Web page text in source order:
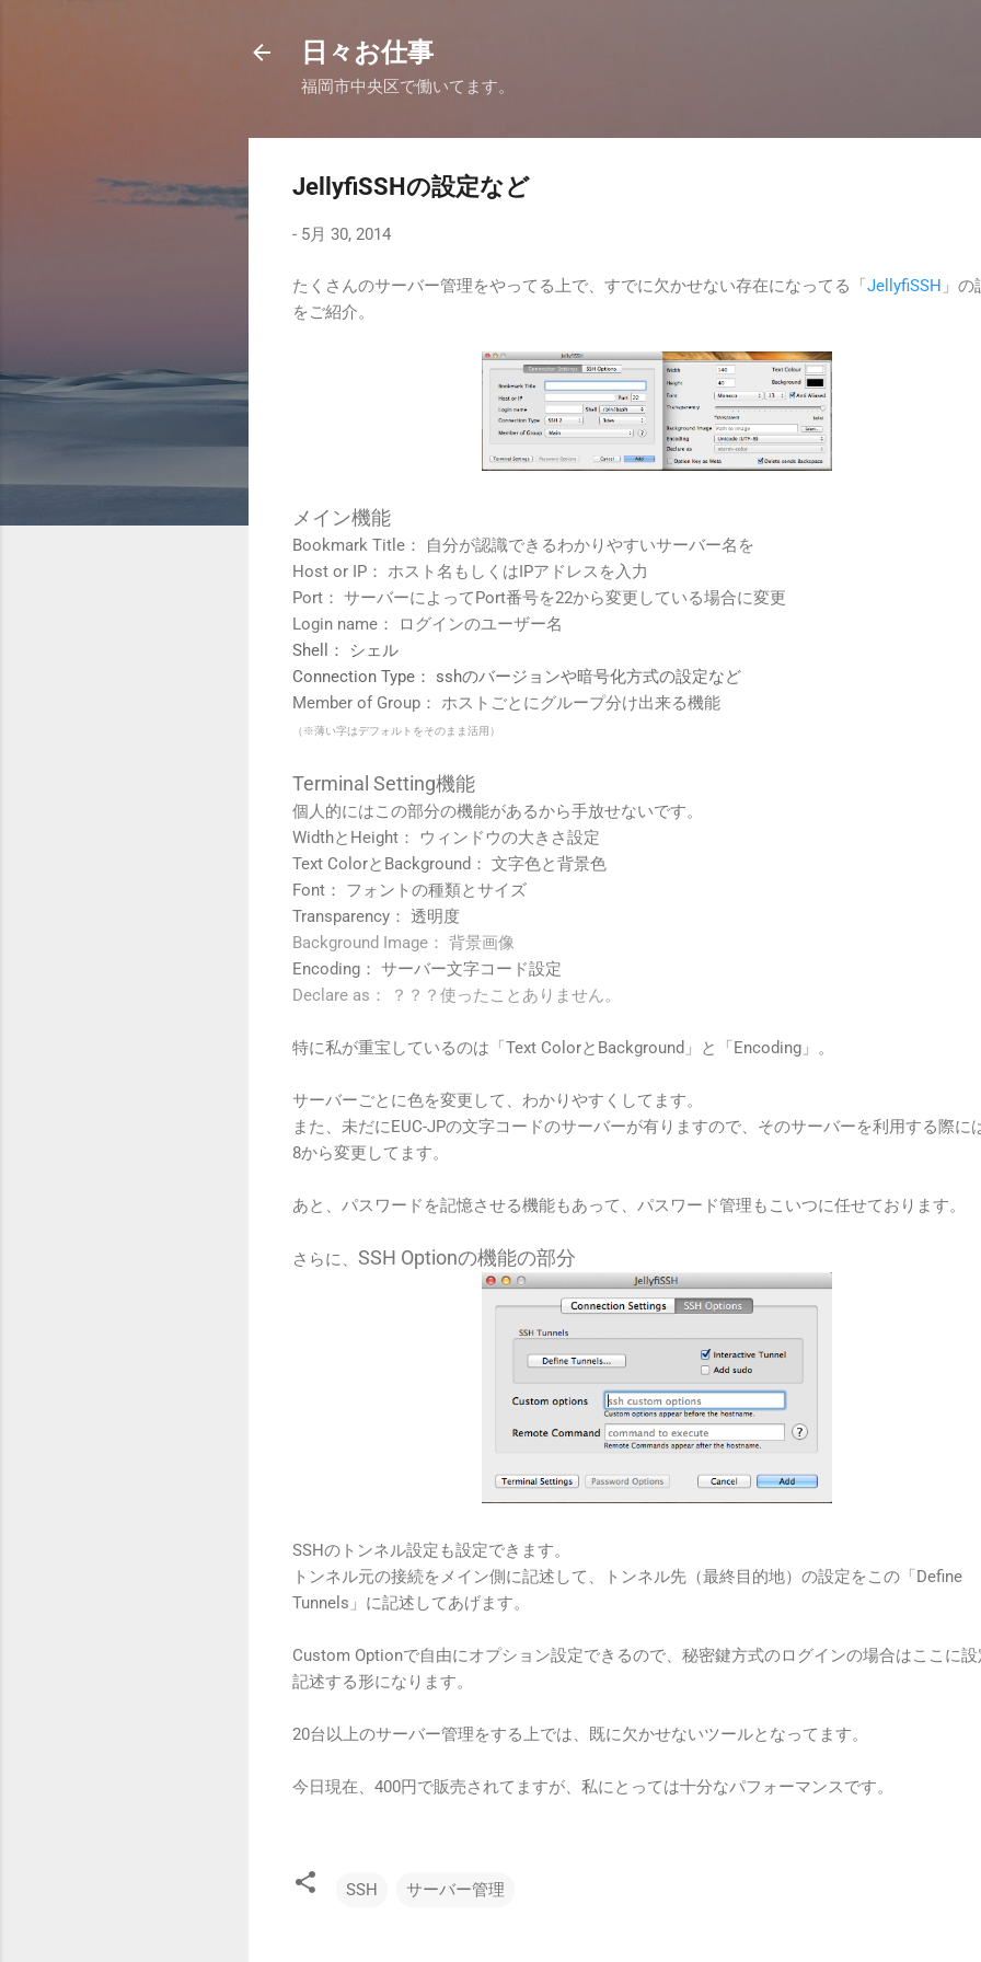
日々お仕事
福岡市中央区で働いてます。
JellyfiSSHの設定など
- 5月 30, 2014
たくさんのサーバー管理をやってる上で、すでに欠かせない存在になってる「JellyfiSSH 」の
をご紹介。
メイン機能
Bookmark Title： 自分が認識できるわかりやすいサーバー名を
Host or IP： ホスト名もしくはIPアドレスを入力
Port： サーバーによってPort番号を22から変更している場合に変更
Login name： ログインのユーザー名
Shell： シェル
Connection Type： sshのバージョンや暗号化方式の設定など
Member of Group： ホストごとにグループ分け出来る機能
（※薄い字はデフォルトをそのまま活用）
Terminal Setting機能
個人的にはこの部分の機能があるから手放せないです。
WidthとHeight： ウィンドウの大きさ設定
Text ColorとBackground： 文字色と背景色
Font： フォントの種類とサイズ
Transparency： 透明度
Background Image： 背景画像
Encoding： サーバー文字コード設定
Declare as： ？？？使ったことありません。
特に私が重宝しているのは「Text ColorとBackground」と「Encoding」。
サーバーごとに色を変更して、わかりやすくしてます。
また、未だにEUC-JPの文字コードのサーバーが有りますので、そのサーバーを利用する際に
8から変更してます。
あと、パスワードを記憶させる機能もあって、パスワード管理もこいつに任せております。
さらに、 SSH Optionの機能の部分
SSHのトンネル設定も設定できます。
トンネル元の接続をメイン側に記述して、トンネル先（最終目的地）の設定をこの「Define
Tunnels」に記述してあげます。
Custom Optionで自由にオプション設定できるので、秘密鍵方式のログインの場合はここに
記述する形になります。
20台以上のサーバー管理をする上では、既に欠かせないツールとなってます。
今日現在、400円で販売されてますが、私にとっては十分なパフォーマンスです。
SSH サーバー管理